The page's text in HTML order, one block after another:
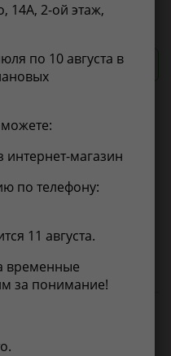
и сроки
14А, 2-ой этаж,
по 10 августа в
интернет-магазин
по телефону:
11 августа.
временные
за понимание!